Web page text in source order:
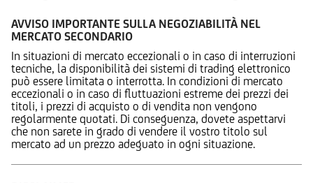
AVVISO IMPORTANTE SULLA NEGOZIABILITÀ NEL
MERCATO SECONDARIO
In situazioni di mercato eccezionali o in caso di interruzioni
tecniche, la disponibilità dei sistemi di trading elettronico
può essere limitata o interrotta. In condizioni di mercato
eccezionali o in caso di fluttuazioni estreme dei prezzi dei
titoli, i prezzi di acquisto o di vendita non vengono
regolarmente quotati. Di conseguenza, dovete aspettarvi
che non sarete in grado di vendere il vostro titolo sul
mercato ad un prezzo adeguato in ogni situazione.